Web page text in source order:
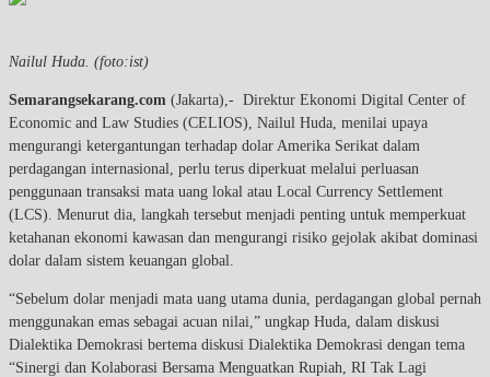
Nailul Huda. (foto:ist)
Semarangsekarang.com (Jakarta),- Direktur Ekonomi Digital Center of
Economic and Law Studies (CELIOS), Nailul Huda, menilai upaya
mengurangi ketergantungan terhadap dolar Amerika Serikat dalam
perdagangan internasional, perlu terus diperkuat melalui perluasan
penggunaan transaksi mata uang lokal atau Local Currency Settlement
(LCS). Menurut dia, langkah tersebut menjadi penting untuk memperkuat
ketahanan ekonomi kawasan dan mengurangi risiko gejolak akibat dominasi
dolar dalam sistem keuangan global.
“Sebelum dolar menjadi mata uang utama dunia, perdagangan global pernah
menggunakan emas sebagai acuan nilai,” ungkap Huda, dalam diskusi
Dialektika Demokrasi bertema diskusi Dialektika Demokrasi dengan tema
“Sinergi dan Kolaborasi Bersama Menguatkan Rupiah, RI Tak Lagi